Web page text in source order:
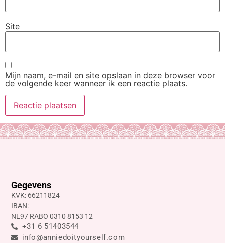
Site
Mijn naam, e-mail en site opslaan in deze browser voor
de volgende keer wanneer ik een reactie plaats.
Gegevens
KVK: 66211824
IBAN:
NL97 RABO 0310 8153 12
+31 6 51403544
info@anniedoityourself.com